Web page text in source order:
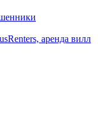
аренда вилл